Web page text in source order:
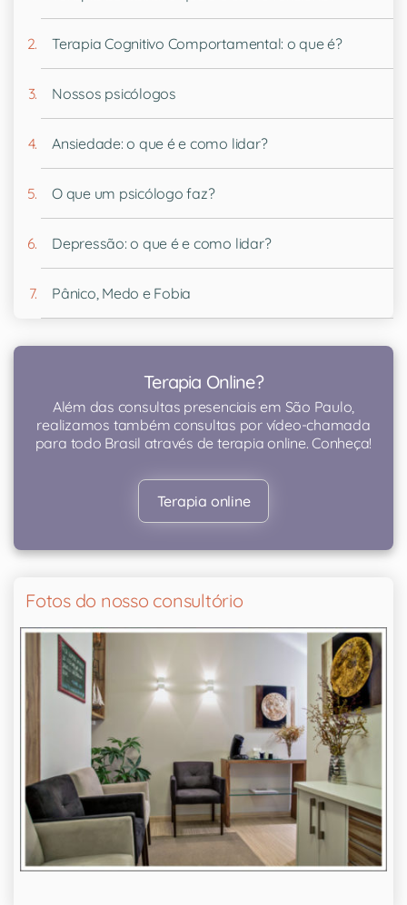
Terapia Cognitivo Comportamental: o que é?
Nossos psicólogos
Ansiedade: o que é e como lidar?
O que um psicólogo faz?
Depressão: o que é e como lidar?
Pânico, Medo e Fobia
Terapia Online?
Além das consultas presenciais em São Paulo,
realizamos também consultas por vídeo-chamada
para todo Brasil através de terapia online. Conheça!
Terapia online
Fotos do nosso consultório